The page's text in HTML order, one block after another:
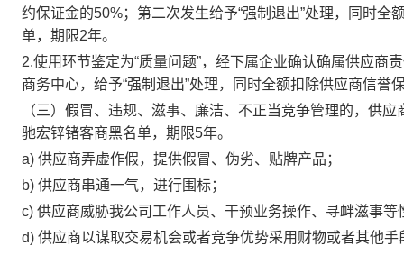
约保证金的50%；第二次发生给予“强制退出”处理，同时
单，期限2年。
2.使用环节鉴定为“质量问题”，经下属企业确认确属供应
商务中心，给予“强制退出”处理，同时全额扣除供应商信
（三）假冒、违规、滋事、廉洁、不正当竞争管理的，供
驰宏锌锗客商黑名单，期限5年。
a) 供应商弄虚作假，提供假冒、伪劣、贴牌产品；
b) 供应商串通一气，进行围标；
c) 供应商威胁我公司工作人员、干预业务操作、寻衅滋事等
d) 供应商以谋取交易机会或者竞争优势采用财物或者其他